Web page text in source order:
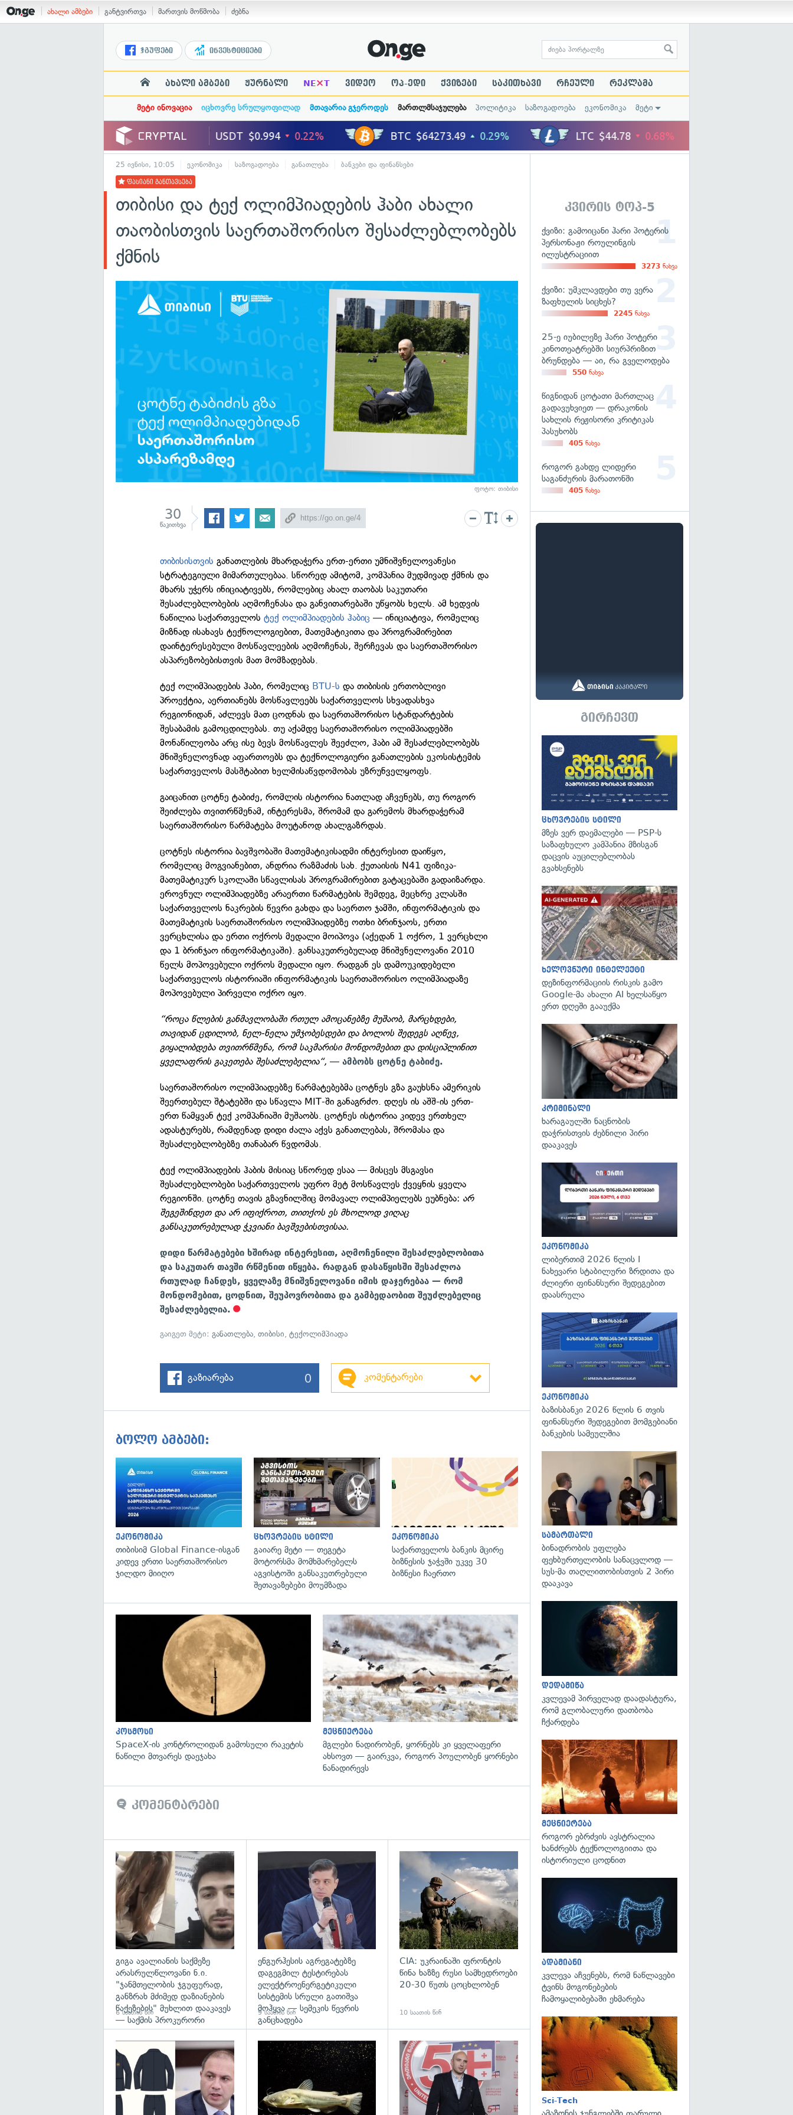
ახალი ამბები განტვირთვა მართვის მოწმობა ძებნა
ჯგუფები ინვესტიციები
ახალი ამბები ჟურნალი NE×T ვიდეო ოპ-ედი ქვიზები საკითხავი რჩეული რეკლამა
მეტი ინოვაცია იცხოვრე სრულყოფილად მთავარია გჯეროდეს მართლმსაჯულება პოლიტიკა საზოგადოება ეკონომიკა მეტი
25 ივნისი, 10:05 ეკონომიკა საზოგადოება განათლება ბანკები და ფინანსები
ფასიანი განთავსება
თიბისი და ტექ ოლიმპიადების ჰაბი ახალი
თაობისთვის საერთაშორისო შესაძლებლობებს
ქმნის
ფოტო: თიბისი
30
წაკითხვა
თიბისისთვისგანათლების მხარდაჭერა ერთ-ერთი უმნიშვნელოვანესი
სტრატეგიული მიმართულებაა. სწორედ ამიტომ, კომპანია მუდმივად ქმნის და
მხარს უჭერს ინიციატივებს, რომლებიც ახალ თაობას საკუთარი
შესაძლებლობების აღმოჩენასა და განვითარებაში უწყობს ხელს. ამ ხედვის
ნაწილია საქართველოსტექ ოლიმპიადების ჰაბიც— ინიციატივა, რომელიც
მიზნად ისახავს ტექნოლოგიებით, მათემატიკითა და პროგრამირებით
დაინტერესებული მოსწავლეების აღმოჩენას, შერჩევას და საერთაშორისო
ასპარეზობებისთვის მათ მომზადებას.
ტექ ოლიმპიადების ჰაბი, რომელიც BTU-ს და თიბისის ერთობლივი
პროექტია, აერთიანებს მოსწავლეებს საქართველოს სხვადასხვა
რეგიონიდან, აძლევს მათ ცოდნას და საერთაშორისო სტანდარტების
შესაბამის გამოცდილებას. თუ აქამდე საერთაშორისო ოლიმპიადებში
მონაწილეობა არც ისე ბევს მოსწავლეს შეეძლო, ჰაბი ამ შესაძლებლობებს
მნიშვნელოვნად აფართოებს და ტექნოლოგიური განათლების ეკოსისტემის
საქართველოს მასშტაბით ხელმისაწვდომობას უზრუნველყოფს.
გაიცანით ცოტნე ტაბიძე, რომლის ისტორია ნათლად აჩვენებს, თუ როგორ
შეიძლება თვითრწმენამ, ინტერესმა, შრომამ და გარემოს მხარდაჭერამ
საერთაშორისო წარმატება მოუტანოდ ახალგაზრდას.
ცოტნეს ისტორია ბავშვობაში მათემატიკისადმი ინტერესით დაიწყო,
რომელიც მოგვიანებით, ანდრია რაზმაძის სახ. ქუთაისის N41 ფიზიკა-
მათემატიკურ სკოლაში სწავლისას პროგრამირებით გატაცებაში გადაიზარდა.
ეროვნულ ოლიმპიადებზე არაერთი წარმატების შემდეგ, მეცხრე კლასში
საქართველოს ნაკრების წევრი გახდა და საერთო ჯამში, ინფორმატიკის და
მათემატიკის საერთაშორისო ოლიმპიადებზე ოთხი ბრინჯაოს, ერთი
ვერცხლისა და ერთი ოქროს მედალი მოიპოვა (აქედან 1 ოქრო, 1 ვერცხლი
და 1 ბრინჯაო ინფორმატიკაში). განსაკუთრებულად მნიშვნელოვანი 2010
წელს მოპოვებული ოქროს მედალი იყო. რადგან ეს დამოუკიდებელი
საქართველოს ისტორიაში ინფორმატიკის საერთაშორისო ოლიმპიადაზე
მოპოვებული პირველი ოქრო იყო.
“როცა წლების განმავლობაში რთულ ამოცანებზე მუშაობ, მარცხდები,
თავიდან ცდილობ, ნელ-ნელა უმჯობესდები და ბოლოს შედეგს აღწევ,
გიყალიბდება თვითრწმენა, რომ საკმარისი მონდომებით და დისციპლინით
ყველაფრის გაკეთება შესაძლებელია“, — ამბობს ცოტნე ტაბიძე.
საერთაშორისო ოლიმპიადებზე წარმატებებმა ცოტნეს გზა გაუხსნა ამერიკის
შეერთებულ შტატებში და სწავლა MIT-ში განაგრძო. დღეს ის აშშ-ის ერთ-
ერთ წამყვან ტექ კომპანიაში მუშაობს. ცოტნეს ისტორია კიდევ ერთხელ
ადასტურებს, რამდენად დიდი ძალა აქვს განათლებას, შრომასა და
შესაძლებლობებზე თანაბარ წვდომას.
ტექ ოლიმპიადების ჰაბის მისიაც სწორედ ესაა — მისცეს მსგავსი
შესაძლებლობები საქართველოს უფრო მეტ მოსწავლეს ქვეყნის ყველა
რეგიონში. ცოტნე თავის გზავნილშიც მომავალ ოლიმპიელებს ეუბნება: არ
შეგეშინდეთ და არ იფიქროთ, თითქოს ეს მხოლოდ ვიღაც
განსაკუთრებულად ჭკვიანი ბავშვებისთვისაა.
დიდი წარმატებები ხშირად ინტერესით, აღმოჩენილი შესაძლებლობითა
და საკუთარ თავში რწმენით იწყება. რადგან დასაწყისში შესაძლოა
რთულად ჩანდეს, ყველაზე მნიშვნელოვანი იმის დაჯერებაა — რომ
მონდომებით, ცოდნით, შეუპოვრობითა და გამბედაობით შეუძლებელიც
შესაძლებელია.
გაიგეთ მეტი:განათლება,თიბისი,ტექოლიმპიადა
გაზიარება 0 კომენტარები
ბოლო ამბები:
ეკონომიკა
თიბისიმ Global Finance-ისგან
კიდევ ერთი საერთაშორისო
ჯილდო მიიღო
ცხოვრების სტილი
გაიარე მეტი — თეგეტა
მოტორსმა მომხმარებელს
აგვისტოში განსაკუთრებული
შეთავაზებები მოუმზადა
ეკონომიკა
საქართველოს ბანკის მცირე
ბიზნესის ჯაჭვში უკვე 30
ბიზნესი ჩაერთო
გადახედვა
კოსმოსი
SpaceX-ის კონტროლიდან გამოსული რაკეტის
ნაწილი მთვარეს დაეჯახა
მეცნიერება
მგლები ნადირობენ, ყორნებს კი ყველაფერი
ახსოვთ — გაირკვა, როგორ პოულობენ ყორნები
ნანადირევს
კომენტარები
გიგა ავალიანის საქმეზე
არასრულწლოვანი ნ.ი.
"ჯანმთელობის ჯგუფურად,
განზრახ მძიმედ დაზიანების
წაქეზების" მუხლით დააკავეს
— საქმის პროკურორი
6 საათის წინ
გადახედვა
ენგურჰესის აგრეგატებზე
დაგეგმილ ტესტირებას
ელექტროენერგეტიკული
სისტემის სრული გათიშვა
მოჰყვა — სემეკის წევრის
განცხადება
9 საათის წინ
გადახედვა
CIA: უკრაინაში ფრონტის
წინა ხაზზე რუსი სამხედროები
20-30 წუთს ცოცხლობენ
10 საათის წინ
გადახედვა გადახედვა გადახედვა
კვირის ტოპ-5
ქვიზი: გამოიცანი ჰარი პოტერის
პერსონაჟი როულინგის
ილუსტრაციით
3273 ნახვა
ქვიზი: უმკლავდები თუ ვერა
ზაფხულის სიცხეს?
2245 ნახვა
25-ე იუბილეზე ჰარი პოტერი
კინოთეატრებში სიურპრიზით
ბრუნდება — აი, რა გველოდება
550 ნახვა
წიგნიდან ცოტათი მართლაც
გადავუხვიეთ — დრაკონის
სახლის რეჟისორი კრიტიკას
პასუხობს
405 ნახვა
როგორ გახდე ლიდერი
საგანძურის მარათონში
405 ნახვა
გირჩევთ
ცხოვრების სტილი
მზეს ვერ დაემალები — PSP-ს
საზაფხულო კამპანია მზისგან
დაცვის აუცილებლობას
გვახსენებს
ხელოვნური ინტელექტი
დეზინფორმაციის რისკის გამო
Google-მა ახალი AI ხელსაწყო
ერთ დღეში გააუქმა
კრიმინალი
ხარაგაულში ნაცნობის
დაჭრისთვის ძებნილი პირი
დააკავეს
ეკონომიკა
ლიბერთიმ 2026 წლის I
ნახევარი სტაბილური ზრდითა და
ძლიერი ფინანსური შედეგებით
დაასრულა
ეკონომიკა
ბაზისბანკი 2026 წლის 6 თვის
ფინანსური შედეგებით მომგებიანი
ბანკების სამეულშია
სამართალი
ბინადრობის უფლება
ფეხბურთელობის სანაცვლოდ —
სუს-მა თაღლითობისთვის 2 პირი
დააკავა
დედამიწა
კვლევამ პირველად დაადასტურა,
რომ გლობალური დათბობა
ჩქარდება
მეცნიერება
როგორ ებრძვის ავსტრალია
ხანძრებს ტექნოლოგიითა და
ისტორიული ცოდნით
ადამიანი
კვლევა აჩვენებს, რომ ნაწლავები
ტვინს მოგონებების
ჩამოყალიბებაში ეხმარება
Sci-Tech